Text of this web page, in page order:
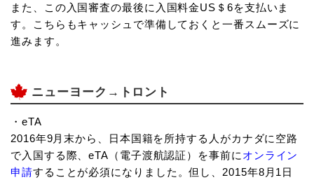
また、この入国審査の最後に入国料金US＄6を支払いま
す。こちらもキャッシュで準備しておくと一番スムーズに
進みます。
ニューヨーク→トロント
・eTA
2016年9月末から、日本国籍を所持する人がカナダに空路
で入国する際、eTA（電子渡航認証）を事前に オンライン
申請することが必須になりました。但し、2015年8月1日